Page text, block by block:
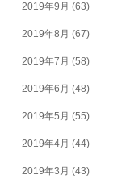
2019年9月 (63)
2019年8月 (67)
2019年7月 (58)
2019年6月 (48)
2019年5月 (55)
2019年4月 (44)
2019年3月 (43)